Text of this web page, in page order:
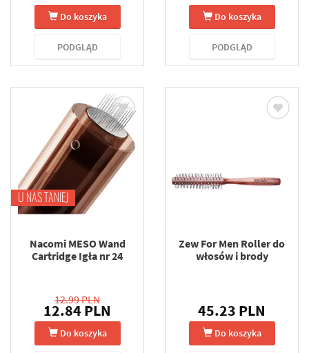
Do koszyka
PODGLĄD
Do koszyka
PODGLĄD
U NAS TANIEJ
Nacomi MESO Wand
Cartridge Igła nr 24
12.99 PLN
12.84 PLN
Do koszyka
Zew For Men Roller do
włosów i brody
45.23 PLN
Do koszyka